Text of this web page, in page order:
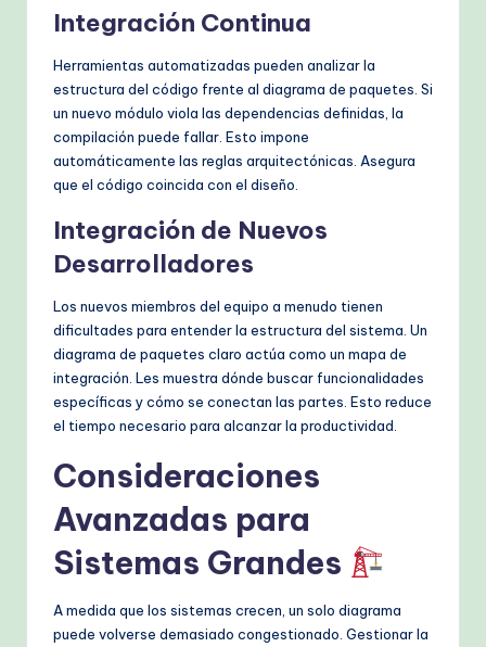
Integración Continua
Herramientas automatizadas pueden analizar la
estructura del código frente al diagrama de paquetes. Si
un nuevo módulo viola las dependencias definidas, la
compilación puede fallar. Esto impone
automáticamente las reglas arquitectónicas. Asegura
que el código coincida con el diseño.
Integración de Nuevos
Desarrolladores
Los nuevos miembros del equipo a menudo tienen
dificultades para entender la estructura del sistema. Un
diagrama de paquetes claro actúa como un mapa de
integración. Les muestra dónde buscar funcionalidades
específicas y cómo se conectan las partes. Esto reduce
el tiempo necesario para alcanzar la productividad.
Consideraciones
Avanzadas para
Sistemas Grandes
A medida que los sistemas crecen, un solo diagrama
puede volverse demasiado congestionado. Gestionar la